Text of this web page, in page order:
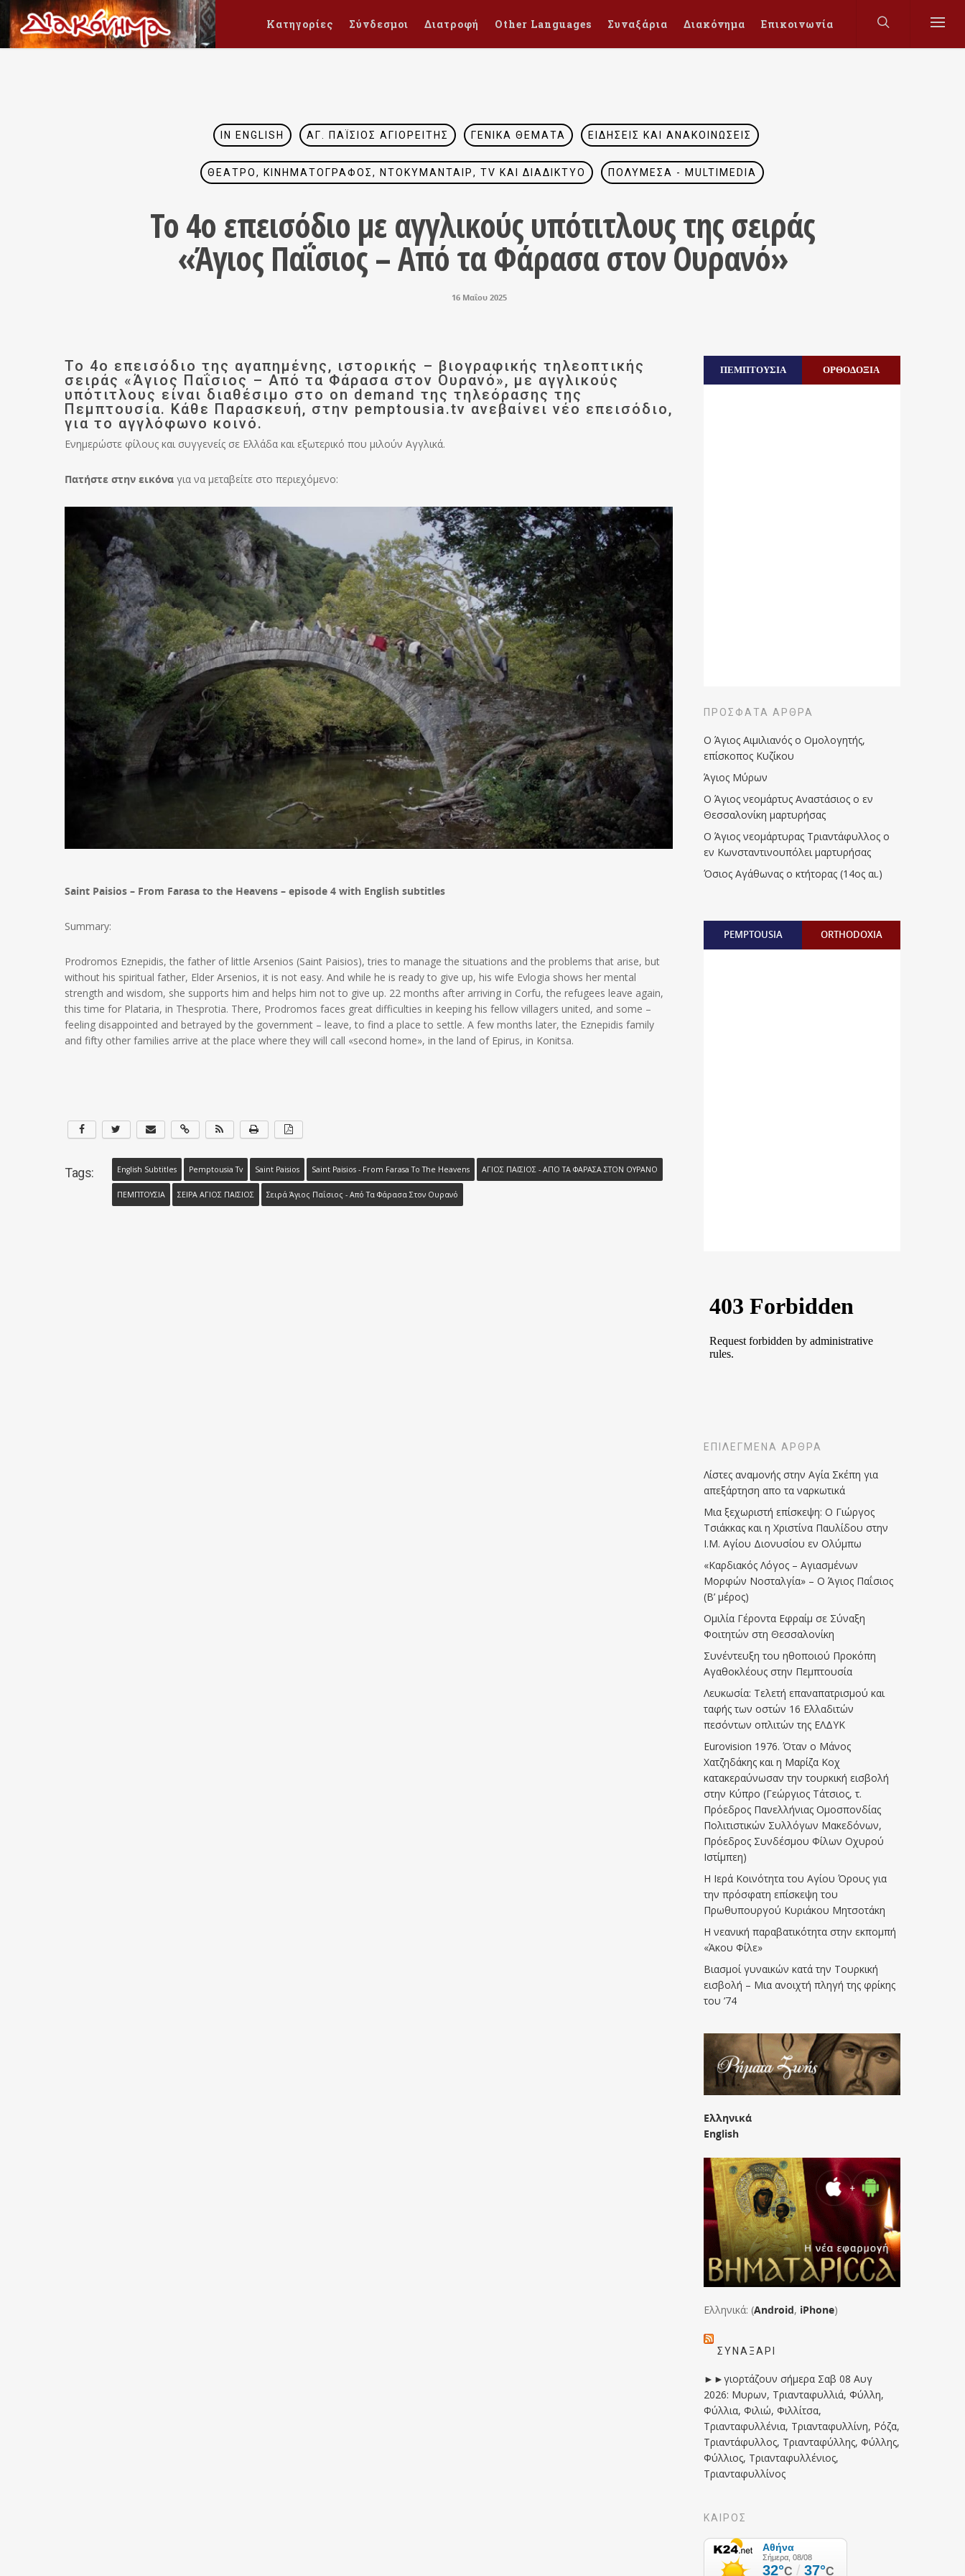
Κατηγορίες Σύνδεσμοι Διατροφή Other Languages Συναξάρια Διακόνημα Επικοινωνία
IN ENGLISH ΆΓ. ΠΑΪ́ΣΙΟΣ ΑΓΙΟΡΕΊΤΗΣ ΓΕΝΙΚΆ ΘΈΜΑΤΑ ΕΙΔΉΣΕΙΣ ΚΑΙ ΑΝΑΚΟΙΝΏΣΕΙΣ
ΘΈΑΤΡΟ, ΚΙΝΗΜΑΤΟΓΡΆΦΟΣ, ΝΤΟΚΥΜΑΝΤΑΊΡ, TV ΚΑΙ ΔΙΑΔΊΚΤΥΟ ΠΟΛΥΜΈΣΑ - MULTIMEDIA
Το 4ο επεισόδιο με αγγλικούς υπότιτλους της σειράς
«Άγιος Παΐσιος – Από τα Φάρασα στον Ουρανό»
16 Μαΐου 2025
Το 4ο επεισόδιο της αγαπημένης, ιστορικής – βιογραφικής τηλεοπτικής
σειράς «Άγιος Παΐσιος – Από τα Φάρασα στον Ουρανό», με αγγλικούς
υπότιτλους είναι διαθέσιμο στο on demand της τηλεόρασης της
Πεμπτουσία. Κάθε Παρασκευή, στην pemptousia.tv ανεβαίνει νέο επεισόδιο,
για το αγγλόφωνο κοινό.
Ενημερώστε φίλους και συγγενείς σε Ελλάδα και εξωτερικό που μιλούν Αγγλικά.
Πατήστε στην εικόνα για να μεταβείτε στο περιεχόμενο:
Saint Paisios – From Farasa to the Heavens – episode 4 with English subtitles
Summary:
Prodromos Eznepidis, the father of little Arsenios (Saint Paisios), tries to manage the situations and the problems that arise, but
without his spiritual father, Elder Arsenios, it is not easy. And while he is ready to give up, his wife Evlogia shows her mental
strength and wisdom, she supports him and helps him not to give up. 22 months after arriving in Corfu, the refugees leave again,
this time for Plataria, in Thesprotia. There, Prodromos faces great difficulties in keeping his fellow villagers united, and some –
feeling disappointed and betrayed by the government – leave, to find a place to settle. A few months later, the Eznepidis family
and fifty other families arrive at the place where they will call «second home», in the land of Epirus, in Konitsa.
Tags: English Subtitles Pemptousia Tv Saint Paisios Saint Paisios - From Farasa To The Heavens ΑΓΙΟΣ ΠΑΪΣΙΟΣ - ΑΠΟ ΤΑ ΦΑΡΑΣΑ ΣΤΟΝ ΟΥΡΑΝΟ
ΠΕΜΠΤΟΥΣΙΑ ΣΕΙΡΑ ΑΓΙΟΣ ΠΑΪΣΙΟΣ Σειρά Άγιος Παΐσιος - Από Τα Φάρασα Στον Ουρανό
ΠΕΜΠΤΟΥΣΙΑ ΟΡΘΟΔΟΞΙΑ
ΠΡΌΣΦΑΤΑ ΆΡΘΡΑ
Ο Άγιος Αιμιλιανός ο Ομολογητής,
επίσκοπος Κυζίκου
Άγιος Μύρων
Ο Άγιος νεομάρτυς Αναστάσιος ο εν
Θεσσαλονίκη μαρτυρήσας
Ο Άγιος νεομάρτυρας Τριαντάφυλλος ο
εν Κωνσταντινουπόλει μαρτυρήσας
Όσιος Αγάθωνας ο κτήτορας (14ος αι.)
PEMPTOUSIA ORTHODOXIA
ΕΠΙΛΕΓΜΈΝΑ ΆΡΘΡΑ
Λίστες αναμονής στην Αγία Σκέπη για
απεξάρτηση απο τα ναρκωτικά
Μια ξεχωριστή επίσκεψη: Ο Γιώργος
Τσιάκκας και η Χριστίνα Παυλίδου στην
Ι.Μ. Αγίου Διονυσίου εν Ολύμπω
«Καρδιακός Λόγος – Αγιασμένων
Μορφών Νοσταλγία» – Ο Άγιος Παΐσιος
(Β’ μέρος)
Ομιλία Γέροντα Εφραίμ σε Σύναξη
Φοιτητών στη Θεσσαλονίκη
Συνέντευξη του ηθοποιού Προκόπη
Αγαθοκλέους στην Πεμπτουσία
Λευκωσία: Τελετή επαναπατρισμού και
ταφής των οστών 16 Ελλαδιτών
πεσόντων οπλιτών της ΕΛΔΥΚ
Eurovision 1976. Όταν ο Μάνος
Χατζηδάκης και η Μαρίζα Κοχ
κατακεραύνωσαν την τουρκική εισβολή
στην Κύπρο (Γεώργιος Τάτσιος, τ.
Πρόεδρος Πανελλήνιας Ομοσπονδίας
Πολιτιστικών Συλλόγων Μακεδόνων,
Πρόεδρος Συνδέσμου Φίλων Οχυρού
Ιστίμπεη)
Η Ιερά Κοινότητα του Αγίου Όρους για
την πρόσφατη επίσκεψη του
Πρωθυπουργού Κυριάκου Μητσοτάκη
Η νεανική παραβατικότητα στην εκπομπή
«Άκου Φίλε»
Βιασμοί γυναικών κατά την Τουρκική
εισβολή – Μια ανοιχτή πληγή της φρίκης
του ’74
Ελληνικά
English
Ελληνικά: (Android, iPhone)
ΣΥΝΑΞΆΡΙ
►►γιορτάζουν σήμερα Σαβ 08 Αυγ
2026: Μυρων, Τριανταφυλλιά, Φύλλη,
Φύλλια, Φιλιώ, Φιλλίτσα,
Τριανταφυλλένια, Τριανταφυλλίνη, Ρόζα,
Τριαντάφυλλος, Τριανταφύλλης, Φύλλης,
Φύλλιος, Τριανταφυλλένιος,
Τριανταφυλλίνος
ΚΑΙΡΟΣ